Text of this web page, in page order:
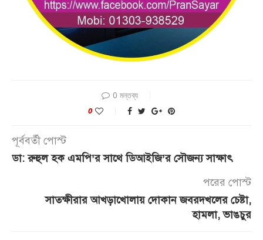
0 মন্তব্য
0
পূর্ববর্তী পোস্ট
ডা: রুহুল হক এমপি’র সাথে ডিআইজি’র সৌজন্য সাক্ষাৎ
পরের পোস্ট
সাতক্ষীরার আখড়াখোলায় দোকান জবরদখলের চেষ্টা,
হামলা, ভাঙচুর